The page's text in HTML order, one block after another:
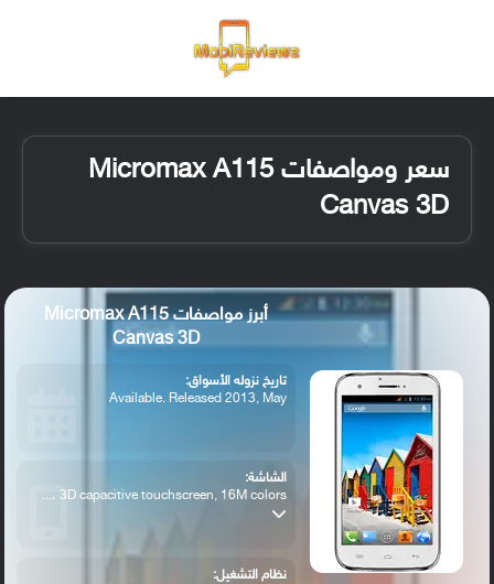
سعر ومواصفات Micromax A115
Canvas 3D
أبرز مواصفات Micromax A115
Canvas 3D
تاريخ نزوله الأسواق:
Available. Released 2013, May
الشاشة:
3D capacitive touchscreen, 16M colors ،...
نظام التشغيل: